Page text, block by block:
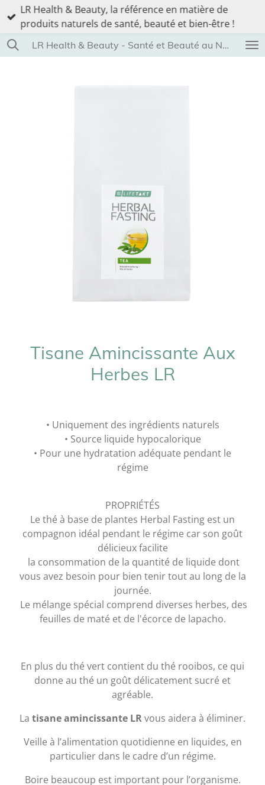
Passer
contenu
principal
LR Health & Beauty - Santé et Beauté au Naturel
LR Health & Beauty, la référence en matière de
produits naturels de santé, beauté et bien-être !
Tisane Amincissante Aux
Herbes LR
• Uniquement des ingrédients naturels
• Source liquide hypocalorique
• Pour une hydratation adéquate pendant le
régime
PROPRIÉTÉS
Le thé à base de plantes Herbal Fasting est un
compagnon idéal pendant le régime car son goût
délicieux facilite
la consommation de la quantité de liquide dont
vous avez besoin pour bien tenir tout au long de la
journée.
Le mélange spécial comprend diverses herbes, des
feuilles de maté et de l'écorce de lapacho.
En plus du thé vert contient du thé rooibos, ce qui
donne au thé un goût délicatement sucré et
agréable.
La tisane amincissante LRvous aidera à éliminer.
Veille à l’alimentation quotidienne en liquides, en
particulier dans le cadre d’un régime.
Boire beaucoup est important pour l’organisme.